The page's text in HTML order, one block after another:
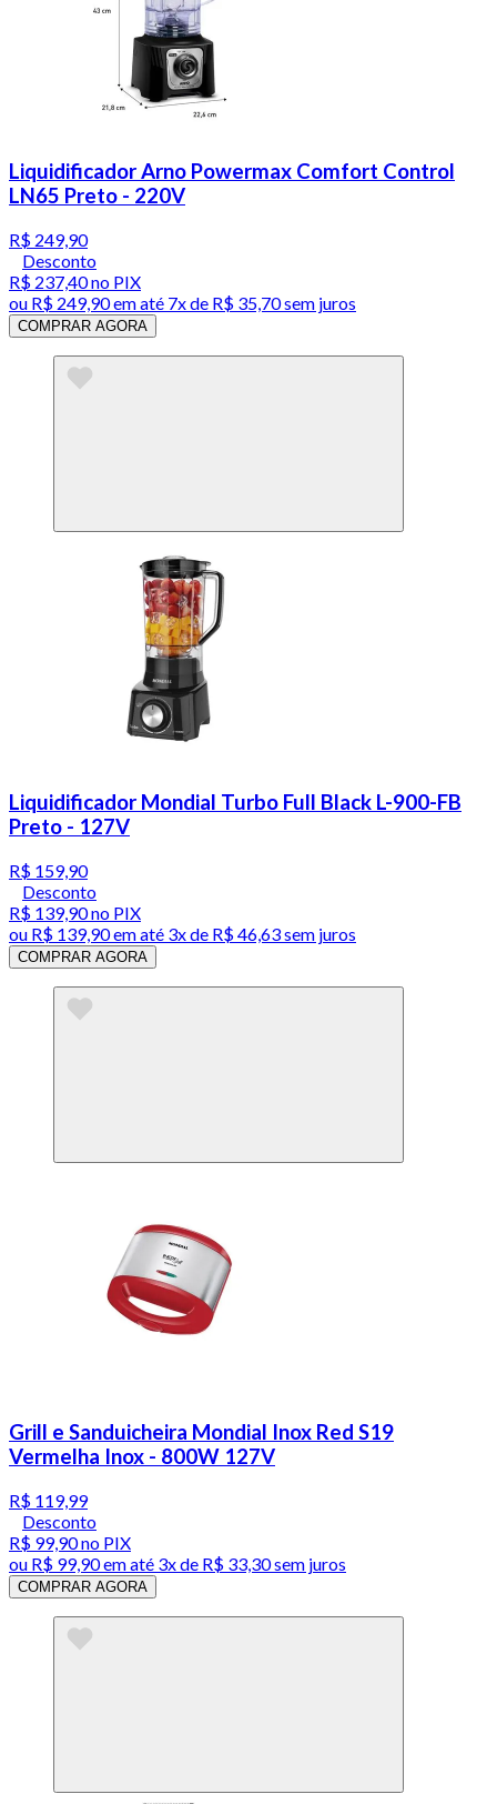
Liquidificador Arno Powermax Comfort Control
LN65 Preto - 220V
R$ 249,90
Desconto
R$ 237,40no PIX
ou R$ 249,90em até 7x de R$ 35,70 sem juros
COMPRAR AGORA
Liquidificador Mondial Turbo Full Black L-900-FB
Preto - 127V
R$ 159,90
Desconto
R$ 139,90no PIX
ou R$ 139,90em até 3x de R$ 46,63 sem juros
COMPRAR AGORA
Grill e Sanduicheira Mondial Inox Red S19
Vermelha Inox - 800W 127V
R$ 119,99
Desconto
R$ 99,90no PIX
ou R$ 99,90em até 3x de R$ 33,30 sem juros
COMPRAR AGORA